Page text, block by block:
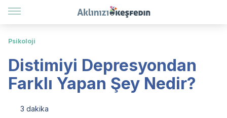
Psikoloji
Distimiyi Depresyondan
Farklı Yapan Şey Nedir?
3 dakika